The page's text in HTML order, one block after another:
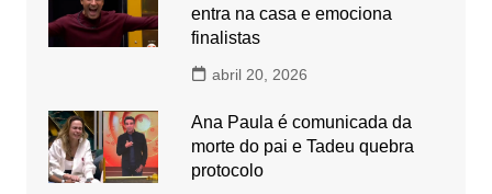
entra na casa e emociona
finalistas
abril 20, 2026
Ana Paula é comunicada da
morte do pai e Tadeu quebra
protocolo